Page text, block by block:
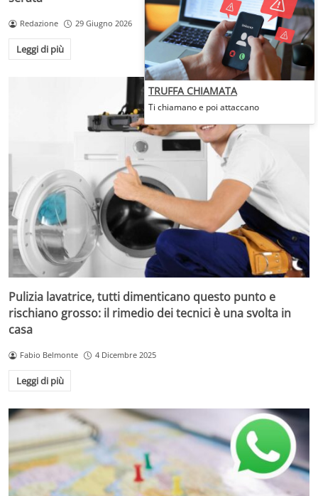
Redazione 29 Giugno 2026
Leggi di più
Pulizia lavatrice, tutti dimenticano questo punto e
rischiano grosso: il rimedio dei tecnici è una svolta in
casa
Fabio Belmonte 4 Dicembre 2025
Leggi di più
TRUFFA CHIAMATA
Ti chiamano e poi attaccano